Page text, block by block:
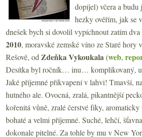
dopíjel) včera a budu
hezky ověřím, jak se
dnešek bych si dovolil vypíchnout zatím
2010, moravské zemské víno ze Staré hory
Rešově, od Zdeňka Vykoukala(web,
Desítka byl ročník… inu… komplikovaný, u
Jaké příjemné přikvapení v lahvi! Tmavší,
hutného ale. Ovocná, zralá, pikantnější
kořenitá vůně, zralé čerstvé fíky, aromaticky
bohaté a velmi příjemné. Suché, lehčí,
dokonale pitelné. Za tohle by mu v New